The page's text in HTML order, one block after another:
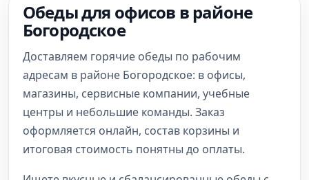
Обеды для офисов в районе
Богородское
Доставляем горячие обеды по рабочим
адресам в районе Богородское: в офисы,
магазины, сервисные компании, учебные
центры и небольшие команды. Заказ
оформляется онлайн, состав корзины и
итоговая стоимость понятны до оплаты.